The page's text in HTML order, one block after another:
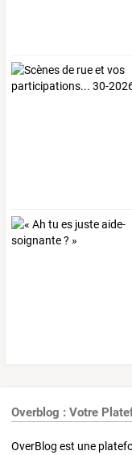
Overblog : Votre
OverBlog est une